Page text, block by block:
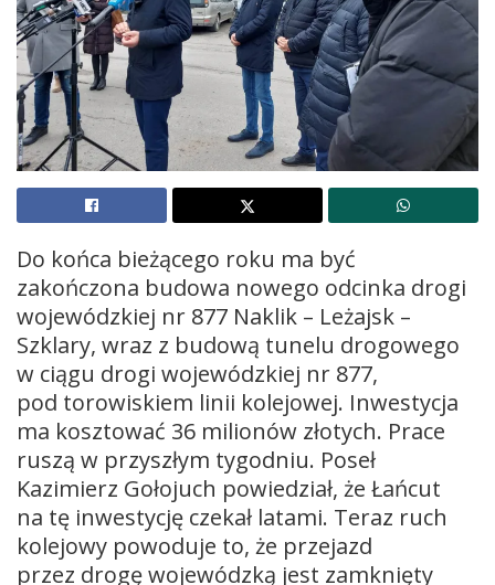
Do końca bieżącego roku ma być
zakończona budowa nowego odcinka drogi
wojewódzkiej nr 877 Naklik – Leżajsk –
Szklary, wraz z budową tunelu drogowego
w ciągu drogi wojewódzkiej nr 877,
pod torowiskiem linii kolejowej. Inwestycja
ma kosztować 36 milionów złotych. Prace
ruszą w przyszłym tygodniu. Poseł
Kazimierz Gołojuch powiedział, że Łańcut
na tę inwestycję czekał latami. Teraz ruch
kolejowy powoduje to, że przejazd
przez drogę wojewódzką jest zamknięty